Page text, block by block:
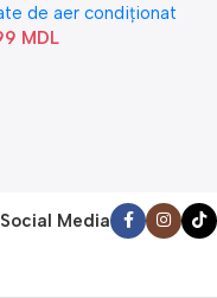
de aer condiționat
MDL
Social Media